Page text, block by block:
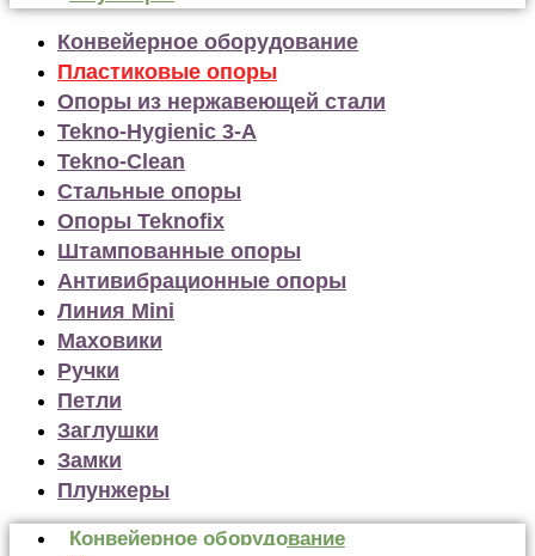
Конвейерное оборудование
Пластиковые опоры
Опоры из нержавеющей стали
Tekno-Hygienic 3-А
Tekno-Clean
Стальные опоры
Опоры Teknofix
Штампованные опоры
Антивибрационные опоры
Линия Mini
Маховики
Ручки
Петли
Заглушки
Замки
Плунжеры
Конвейерное оборудование